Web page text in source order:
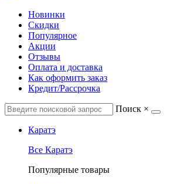
Новинки
Скидки
Популярное
Акции
Отзывы
Оплата и доставка
Как оформить заказ
Кредит/Рассрочка
Поиск ×
Каратэ
Все Каратэ
Популярные товары